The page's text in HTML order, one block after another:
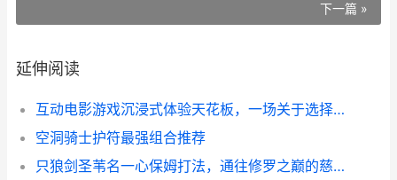
下一篇 »
延伸阅读
互动电影游戏沉浸式体验天花板，一场关于选择的交响
空洞骑士护符最强组合推荐
只狼剑圣苇名一心保姆打法，通往修罗之巅的慈悲之路